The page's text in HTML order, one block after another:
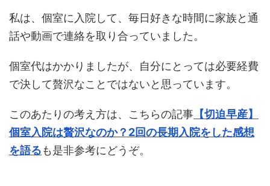
私は、個室に入院して、毎日好きな時間に家族と通
話や動画で連絡を取り合っていました。
個室代はかかりましたが、自分にとっては必要経費
で決して贅沢なことではないと思っています。
このあたりの考え方は、こちらの記事 【切迫早産】
個室入院は贅沢なのか？2回の長期入院をした感想
を語るも是非参考にどうぞ。